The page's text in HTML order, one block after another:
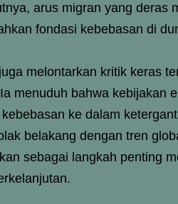
arus migran yang deras
fondasi kebebasan di
melontarkan kritik keras
menuduh bahwa kebijakan
ke dalam
belakang dengan tren
sebagai langkah penting